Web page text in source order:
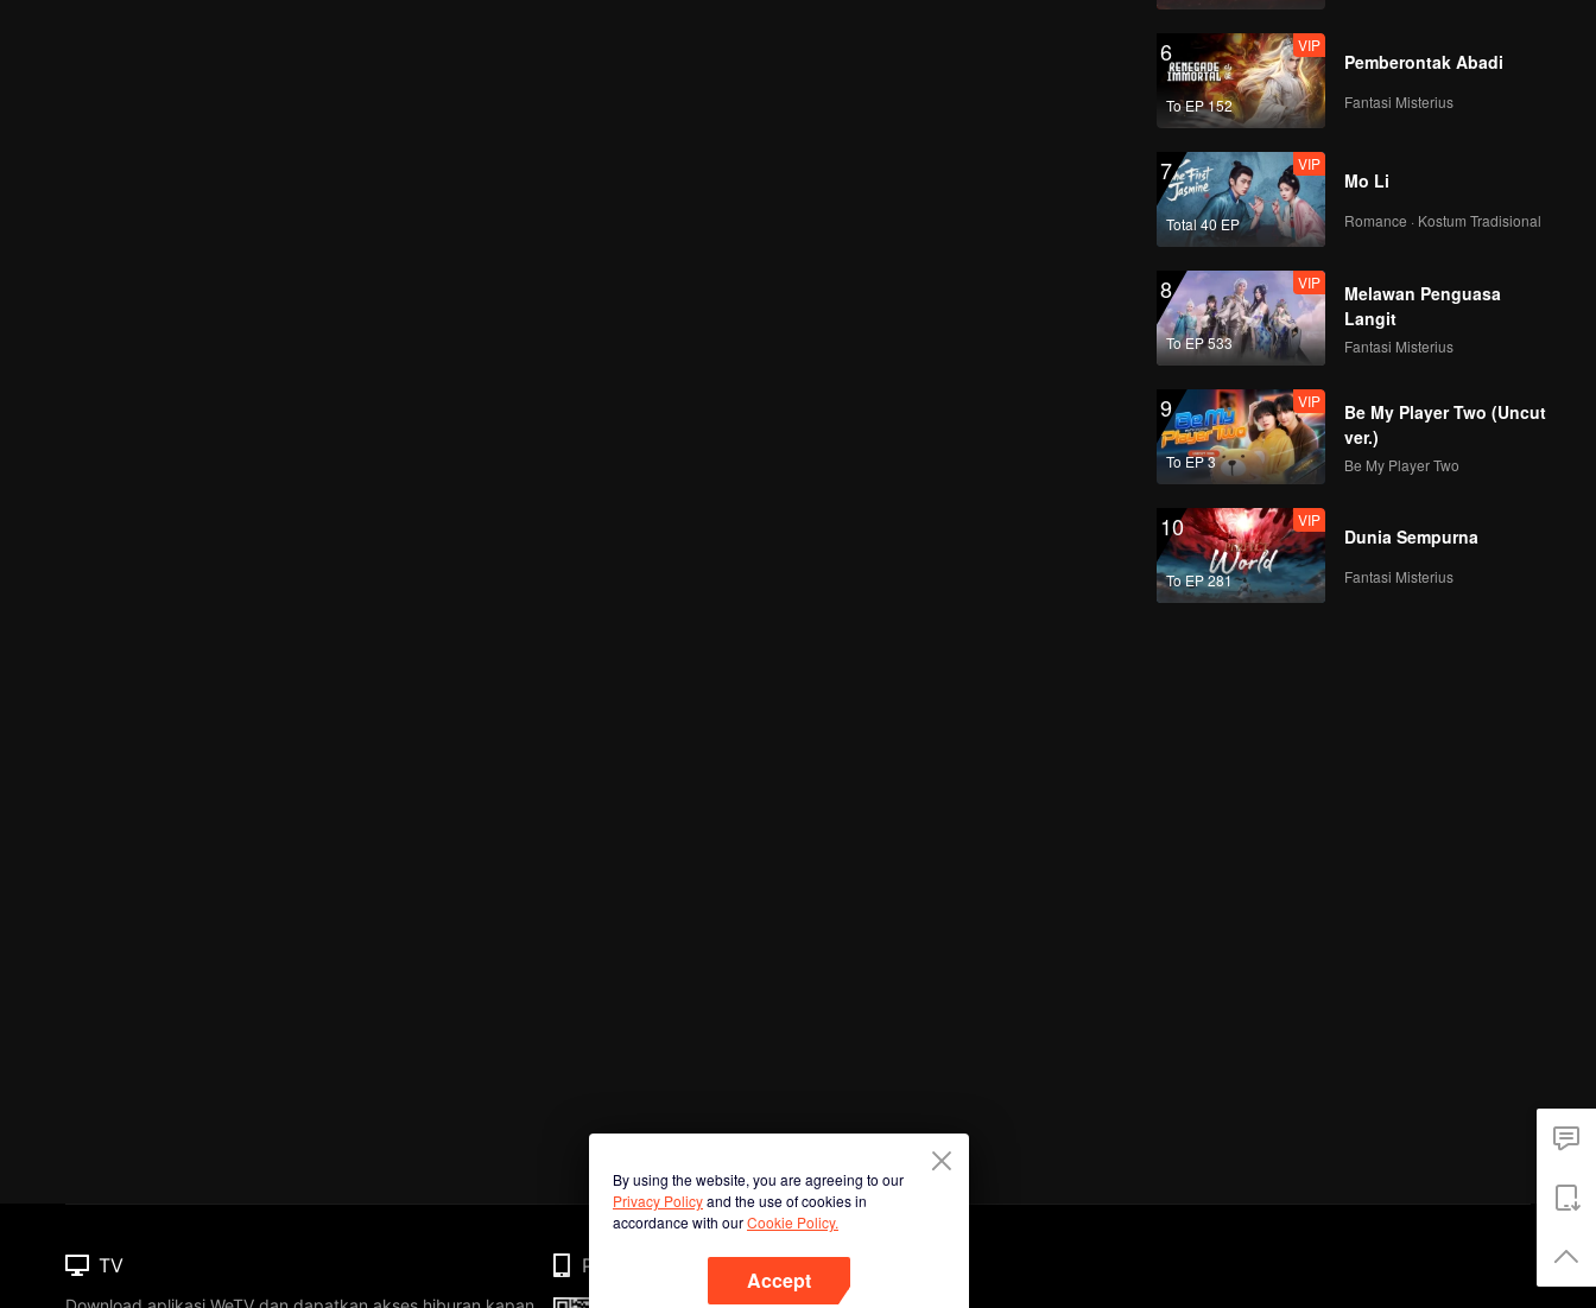
6
To EP 152
VIP
Pemberontak Abadi
Fantasi Misterius
7
Total 40 EP
VIP
Mo Li
Romance · Kostum Tradisional
8
To EP 533
VIP
Melawan Penguasa
Langit
Fantasi Misterius
9
To EP 3
VIP
Be My Player Two (Uncut
ver.)
Be My Player Two
10
To EP 281
VIP
Dunia Sempurna
Fantasi Misterius
By using the website, you are agreeing to our
Privacy Policyand the use of cookies in
accordance with ourCookie Policy.
Accept
TV Phone